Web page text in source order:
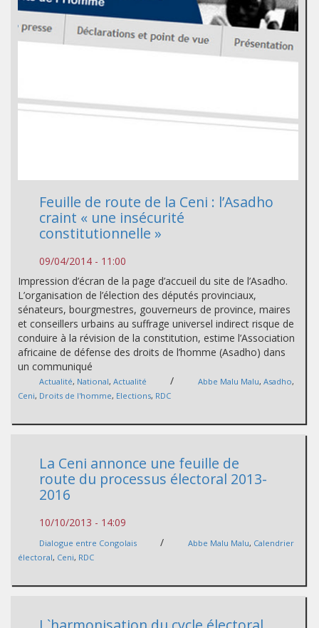
Feuille de route de la Ceni : l’Asadho
craint « une insécurité
constitutionnelle »
09/04/2014 - 11:00
Impression d’écran de la page d’accueil du site de l’Asadho.
L’organisation de l’élection des députés provinciaux,
sénateurs, bourgmestres, gouverneurs de province, maires
et conseillers urbains au suffrage universel indirect risque de
conduire à la révision de la constitution, estime l’Association
africaine de défense des droits de l’homme (Asadho) dans
un communiqué
Actualité, National, Actualité / Abbe Malu Malu, Asadho,
Ceni, Droits de l'homme, Elections, RDC
La Ceni annonce une feuille de
route du processus électoral 2013-
2016
10/10/2013 - 14:09
Dialogue entre Congolais / Abbe Malu Malu, Calendrier
électoral, Ceni, RDC